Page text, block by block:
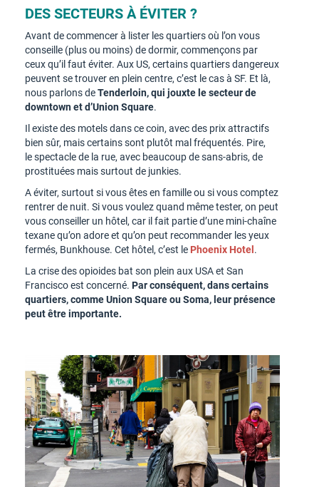
DES SECTEURS À ÉVITER ?
Avant de commencer à lister les quartiers où l’on vous
conseille (plus ou moins) de dormir, commençons par
ceux qu’il faut éviter. Aux US, certains quartiers dangereux
peuvent se trouver en plein centre, c’est le cas à SF. Et là,
nous parlons deTenderloin, qui jouxte le secteur de
downtown et d’Union Square.
Il existe des motels dans ce coin, avec des prix attractifs
bien sûr, mais certains sont plutôt mal fréquentés. Pire,
le spectacle de la rue, avec beaucoup de sans-abris, de
prostituées mais surtout de junkies.
A éviter, surtout si vous êtes en famille ou si vous comptez
rentrer de nuit. Si vous voulez quand même tester, on peut
vous conseiller un hôtel, car il fait partie d’une mini-chaîne
texane qu’on adore et qu’on peut recommander les yeux
fermés, Bunkhouse. Cet hôtel, c’est le Phoenix Hotel .
La crise des opioides bat son plein aux USA et San
Francisco est concerné. Par conséquent, dans certains
quartiers, comme Union Square ou Soma, leur présence
peut être importante.